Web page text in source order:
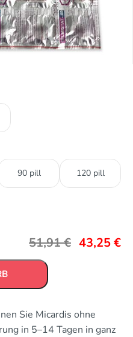
90 pill 120 pill
51,91€ 43,25€
Sie Micardis ohne
in 5–14 Tagen in ganz